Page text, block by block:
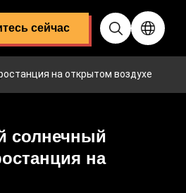
сейчас
на открытом воздухе
солнечный
на